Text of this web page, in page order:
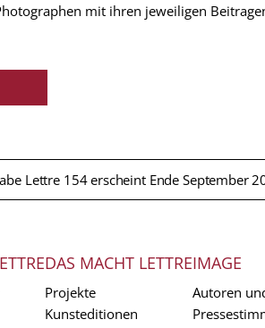
mit ihren jeweiligen
Lettre 154 erscheint Ende September
DAS MACHT LETTRE
Projekte
Kunsteditionen
IMAGE
Autoren